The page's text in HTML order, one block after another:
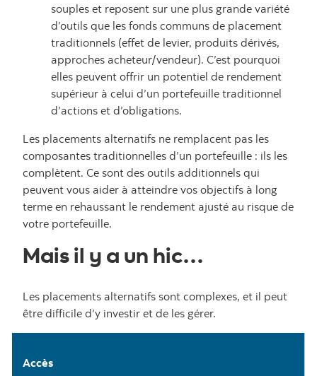
souples et reposent sur une plus grande variété
d’outils que les fonds communs de placement
traditionnels (effet de levier, produits dérivés,
approches acheteur/vendeur). C’est pourquoi
elles peuvent offrir un potentiel de rendement
supérieur à celui d’un portefeuille traditionnel
d’actions et d’obligations.
Les placements alternatifs ne remplacent pas les
composantes traditionnelles d’un portefeuille : ils les
complètent. Ce sont des outils additionnels qui
peuvent vous aider à atteindre vos objectifs à long
terme en rehaussant le rendement ajusté au risque de
votre portefeuille.
Mais il y a un hic…
Les placements alternatifs sont complexes, et il peut
être difficile d’y investir et de les gérer.
Accès